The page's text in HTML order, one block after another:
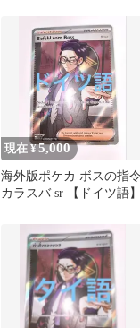
現在 ¥5,000
海外版ポケカ ボスの指令
カラスバ sr 【ドイツ語】